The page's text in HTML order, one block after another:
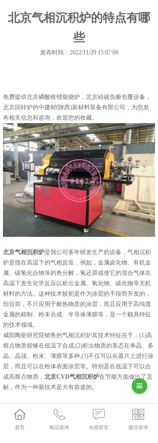
北京气相沉积炉的特点有哪
些
发布时间：2022/11/29 15:07:00
免费提供北京磷酸铁锂煅烧炉 ，北京硅碳负极包覆设备，
北京回转炉的中建材(陕西)新材料装备有限公司，为您发
布相关信息和咨询，欢迎您的收藏。
北京气相沉积炉是我公司多年研发生产的设备，气相沉积
炉是指在高温下的气相反应，例如，金属卤化物、有机金
属、碳氢化合物等的热分解，氢还原或使它的混合气体在
高温下发生化学反应以析出金属、氧化物、碳化物等无机
材料的方法。这种技术较初是作为涂层的手段而开发的，
但目前，不只应用于耐热物质的涂层，而且应用于高纯度
金属的精制、粉末合成、半导体薄膜等，是一个颇具特征
的技术领域。
咸阳陶瓷研究院销售的气相沉积炉其技术特征在于：(1)高
熔点物质能够在低温下合成;(2)析出物质的形态在单晶、多
晶、晶须、粉末、薄膜等多种;(3)不仅可以在基片上进行涂
层，而且可以在粉体表面涂层等。特别是在低温下可以合
成高熔点物质，北京CVD气相沉积炉在节能方面做出了贡
献，作为一种新技术是大有前途的。
集科研、生产、技术服务为一体的中建材(陕西)新材料装
备有限公司,主要主营产品有:北京磷酸铁锂煅烧炉,北京硅
首页 电话咨询 在线留言 微信咨询